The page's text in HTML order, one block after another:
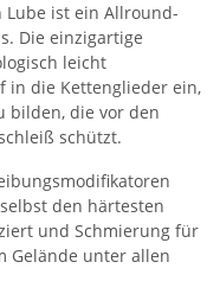
Lube ist ein Allround-
Die einzigartige
leicht
in die Kettenglieder ein,
bilden, die vor den
schützt.
den härtesten
und Schmierung für
Gelände unter allen